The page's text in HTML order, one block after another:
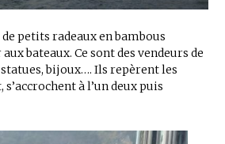
petits radeaux en bambous
bateaux. Ce sont des vendeurs de
bijoux…. Ils repèrent les
s’accrochent à l’un deux puis